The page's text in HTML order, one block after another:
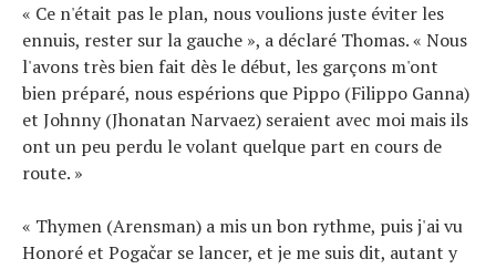
« Ce n'était pas le plan, nous voulions juste éviter les
ennuis, rester sur la gauche », a déclaré Thomas. « Nous
l'avons très bien fait dès le début, les garçons m'ont
bien préparé, nous espérions que Pippo (Filippo Ganna)
et Johnny (Jhonatan Narvaez) seraient avec moi mais ils
ont un peu perdu le volant quelque part en cours de
route. »
« Thymen (Arensman) a mis un bon rythme, puis j'ai vu
Honoré et Pogačar se lancer, et je me suis dit, autant y